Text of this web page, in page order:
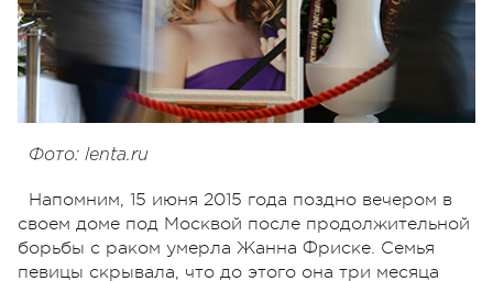
Фото: lenta.ru
Напомним, 15 июня 2015 года поздно вечером в
своем доме под Москвой после продолжительной
борьбы с раком умерла Жанна Фриске. Семья
певицы скрывала, что до этого она три месяца